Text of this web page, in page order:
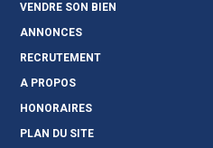
VENDRE SON BIEN
ANNONCES
RECRUTEMENT
A PROPOS
HONORAIRES
PLAN DU SITE